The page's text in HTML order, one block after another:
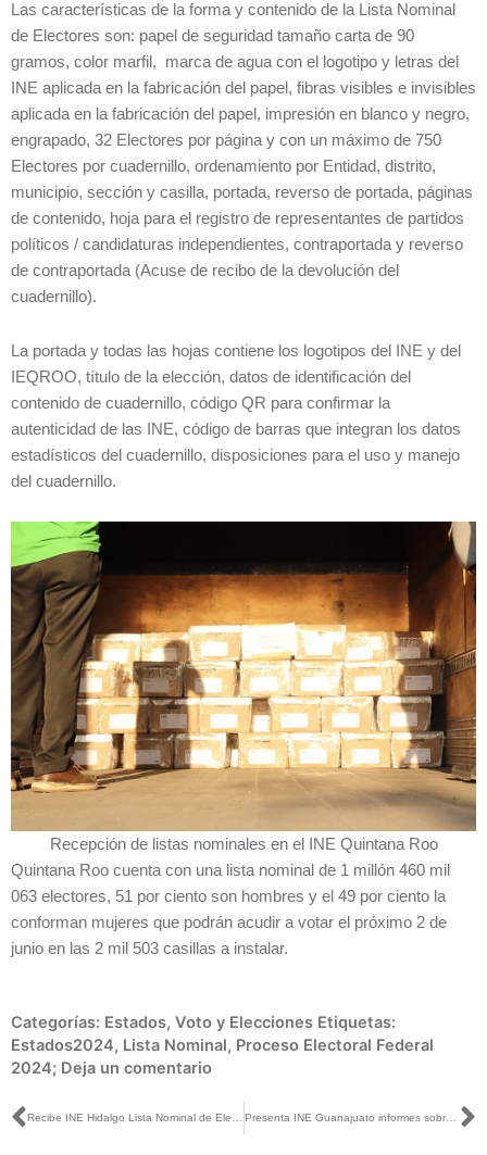
Las características de la forma y contenido de la Lista Nominal
de Electores son: papel de seguridad tamaño carta de 90
gramos, color marfil, marca de agua con el logotipo y letras del
INE aplicada en la fabricación del papel, fibras visibles e invisibles
aplicada en la fabricación del papel, impresión en blanco y negro,
engrapado, 32 Electores por página y con un máximo de 750
Electores por cuadernillo, ordenamiento por Entidad, distrito,
municipio, sección y casilla, portada, reverso de portada, páginas
de contenido, hoja para el registro de representantes de partidos
políticos / candidaturas independientes, contraportada y reverso
de contraportada (Acuse de recibo de la devolución del
cuadernillo).
La portada y todas las hojas contiene los logotipos del INE y del
IEQROO, título de la elección, datos de identificación del
contenido de cuadernillo, código QR para confirmar la
autenticidad de las INE, código de barras que integran los datos
estadísticos del cuadernillo, disposiciones para el uso y manejo
del cuadernillo.
Recepción de listas nominales en el INE Quintana Roo
Quintana Roo cuenta con una lista nominal de 1 millón 460 mil
063 electores, 51 por ciento son hombres y el 49 por ciento la
conforman mujeres que podrán acudir a votar el próximo 2 de
junio en las 2 mil 503 casillas a instalar.
Categorías: Estados, Voto y Elecciones Etiquetas:
Estados2024, Lista Nominal, Proceso Electoral Federal
2024; Deja un comentario
Ant Presenta INE Guanajuato informes sobre las actividades de organización y desarrollo del Proceso Electoral 2023 – 2024